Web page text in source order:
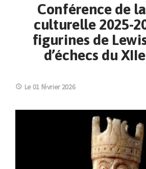
Conférence de
culturelle 2025-
figurines de
d’échecs du
Le 01 février 2026